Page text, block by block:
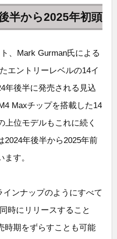
半から2025年初頭
、Mark Gurman氏による
エントリーレベルの14イ
年後半に発売される見込
Maxチップを搭載した14
上位モデルもこれに続く
2024年後半から2025年前
す。
ンナップのようにすべて
時にリリースすること
時期をずらすことも可能